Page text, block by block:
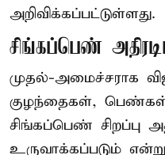
அறிவிக்கப்பட்டுள்ளது.
சிங்கப்பெண்
முதல்-அமைச்சராக
குழந்தைகள், பெண்கள்
சிங்கப்பெண் சிறப்பு
உருவாக்கப்படும்